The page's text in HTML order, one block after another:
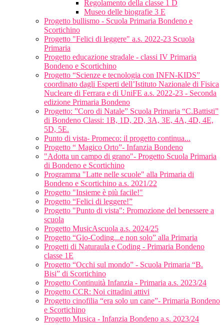
Regolamento della classe 1 D
Museo delle biografie 3 E
Progetto bullismo - Scuola Primaria Bondeno e
Scortichino
Progetto "Felici di leggere" a.s. 2022-23 Scuola
Primaria
Progetto educazione stradale - classi IV Primaria
Bondeno e Scortichino
Progetto “Scienze e tecnologia con INFN-KIDS”
coordinato dagli Esperti dell’Istituto Nazionale di Fisica
Nucleare di Ferrara e di UniFE a.s. 2022-23 - Seconda
edizione Primaria Bondeno
Progetto: ”Coro di Natale” Scuola Primaria “C.Battisti”
di Bondeno Classi: 1B, 1D, 2D, 3A, 3E, 4A, 4D, 4E,
5D, 5E.
Punto di vista- Promeco: il progetto continua...
Progetto “ Magico Orto”- Infanzia Bondeno
"Adotta un campo di grano"- Progetto Scuola Primaria
di Bondeno e Scortichino
Programma "Latte nelle scuole" alla Primaria di
Bondeno e Scortichino a.s. 2021/22
Progetto "Insieme è più facile!"
Progetto “Felici di leggere!”
Progetto "Punto di vista": Promozione del benessere a
scuola
Progetto MusicAscuola a.s. 2024/25
Progetto “Gio-Coding...e non solo” alla Primaria
Progetti di Naturaula e Coding - Primaria Bondeno
classe 1E
Progetto “Occhi sul mondo” - Scuola Primaria “B.
Bisi” di Scortichino
Progetto Continuità Infanzia - Primaria a.s. 2023/24
Progetto CCR: Noi cittadini attivi
Progetto cinofilia “era solo un cane”- Primaria Bondeno
e Scortichino
Progetto Musica - Infanzia Bondeno a.s. 2023/24